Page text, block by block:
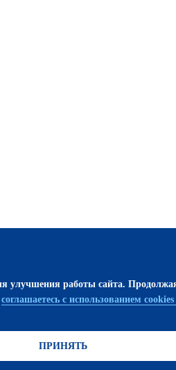
улучшения работы сайта.
соглашаетесь с использованием cookies
ПРИНЯТЬ